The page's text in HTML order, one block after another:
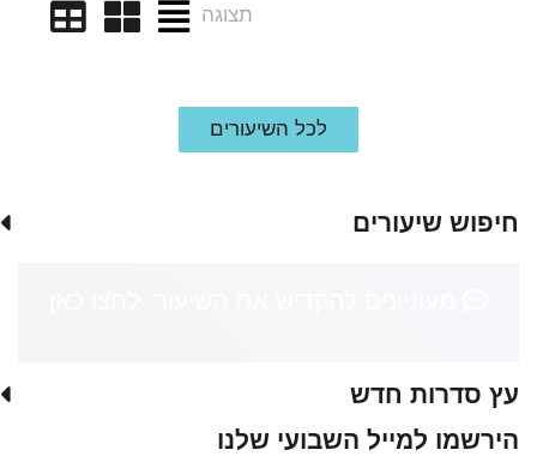
תצוגה
לכל השיעורים
חיפוש שיעורים
עץ סדרות חדש
הירשמו למייל השבועי שלנו